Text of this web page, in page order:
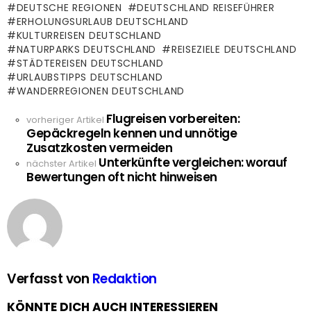
DEUTSCHE REGIONEN
DEUTSCHLAND REISEFÜHRER
ERHOLUNGSURLAUB DEUTSCHLAND
KULTURREISEN DEUTSCHLAND
NATURPARKS DEUTSCHLAND
REISEZIELE DEUTSCHLAND
STÄDTEREISEN DEUTSCHLAND
URLAUBSTIPPS DEUTSCHLAND
WANDERREGIONEN DEUTSCHLAND
See
more
vorheriger Artikel Flugreisen vorbereiten:
Gepäckregeln kennen und unnötige
Zusatzkosten vermeiden
nächster Artikel Unterkünfte vergleichen: worauf
Bewertungen oft nicht hinweisen
Verfasst von Redaktion
KÖNNTE DICH AUCH INTERESSIEREN